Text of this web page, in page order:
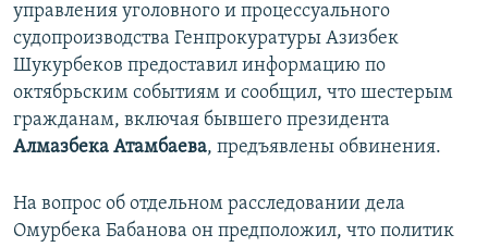
управления уголовного и процессуального
судопроизводства Генпрокуратуры Азизбек
Шукурбеков предоставил информацию по
октябрьским событиям и сообщил, что шестерым
гражданам, включая бывшего президента
Алмазбека Атамбаева, предъявлены обвинения.
На вопрос об отдельном расследовании дела
Омурбека Бабанова он предположил, что политик